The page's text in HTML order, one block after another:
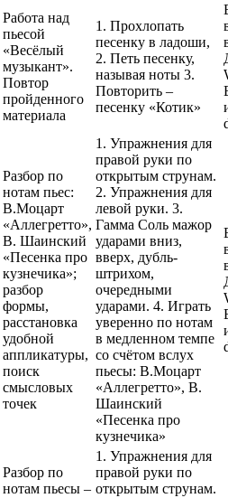
Работа над
пьесой
«Весёлый
музыкант».
Повтор
пройденного
материала
1. Прохлопать
песенку в ладоши,
2. Петь песенку,
называя ноты 3.
Повторить –
песенку «Котик»
Разбор по
нотам пьес:
В.Моцарт
«Аллегретто»,
В. Шаинский
«Песенка про
кузнечика»;
разбор
формы,
расстановка
удобной
аппликатуры,
поиск
смысловых
точек
1. Упражнения для
правой руки по
открытым струнам.
2. Упражнения для
левой руки. 3.
Гамма Соль мажор
ударами вниз,
вверх, дубль-
штрихом,
очередными
ударами. 4. Играть
уверенно по нотам
в медленном темпе
со счётом вслух
пьесы: В.Моцарт
«Аллегретто», В.
Шаинский
«Песенка про
кузнечика»
Разбор по
нотам пьесы –
1. Упражнения для
правой руки по
открытым струнам.